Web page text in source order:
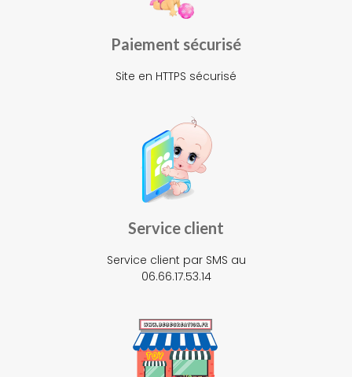
Paiement sécurisé
Site en HTTPS sécurisé
Service client
Service client par SMS au
06.66.17.53.14